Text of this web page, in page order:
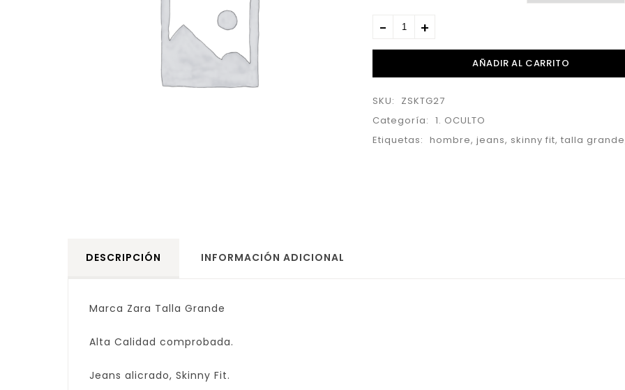
AÑADIR AL CARRITO
SKU:
ZSKTG27
Categoría: 1. OCULTO
Etiquetas: hombre, jeans, skinny fit, talla grande
DESCRIPCIÓN INFORMACIÓN ADICIONAL
Marca Zara Talla Grande
Alta Calidad comprobada.
Jeans alicrado, Skinny Fit.